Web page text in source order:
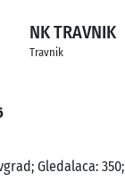
NK TRAVNIK
Travnik
Gledalaca: 350;